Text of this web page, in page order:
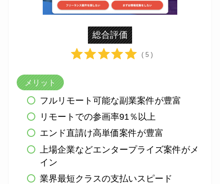
総合評価
( 5 )
メリット
フルリモート可能な副業案件が豊富
リモートでの参画率91％以上
エンド直請け高単価案件が豊富
上場企業などエンタープライズ案件がメ
イン
業界最短クラスの支払いスピード